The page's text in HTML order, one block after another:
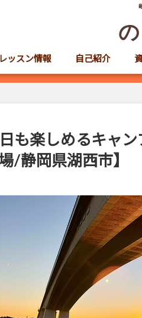
レッスン情報 自己紹介
も楽しめるキャ
/静岡県湖西市】